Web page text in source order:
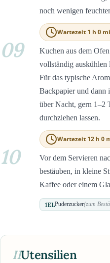
noch wenigen
Wartezeit 1 h 0
09
Kuchen aus dem
vollständig auskühlen
Für das typische
Backpapier und dann
über Nacht, gern 1–2
durchziehen lassen.
Wartezeit 12 h 0
10
Vor dem Servieren
bestäuben, in kleine
Kaffee oder einem
1ELPuderzucker(zum
IIUtensilien